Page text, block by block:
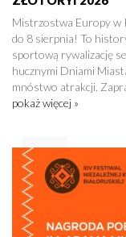
Mistrzostwa Europy w
do 8 sierpnia! To
sportową rywalizację
hucznymi Dniami
mnóstwo atrakcji.
pokaż więcej »